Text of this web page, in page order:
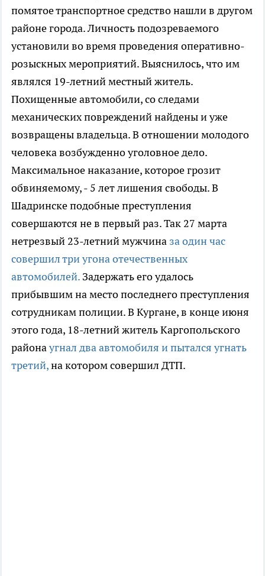
помятое транспортное средство нашли в другом
районе города. Личность подозреваемого
установили во время проведения оперативно-
розыскных мероприятий. Выяснилось, что им
являлся 19-летний местный житель.
Похищенные автомобили, со следами
механических повреждений найдены и уже
возвращены владельца. В отношении молодого
человека возбужденно уголовное дело.
Максимальное наказание, которое грозит
обвиняемому, - 5 лет лишения свободы. В
Шадринске подобные преступления
совершаются не в первый раз. Так 27 марта
нетрезвый 23-летний мужчина за один час
совершил три угона отечественных
автомобилей. Задержать его удалось
прибывшим на место последнего преступления
сотрудникам полиции. В Кургане, в конце июня
этого года, 18-летний житель Каргопольского
районаугнал два автомобиля и пытался угнать
третий,на котором совершил ДТП.